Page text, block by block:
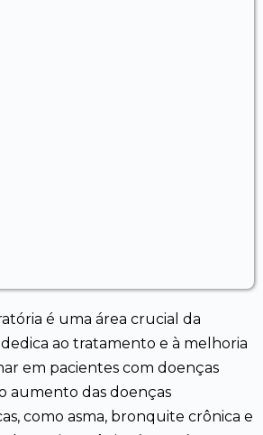
é uma área crucial da
ao tratamento e à melhoria
em pacientes com doenças
aumento das doenças
como asma, bronquite crônica e